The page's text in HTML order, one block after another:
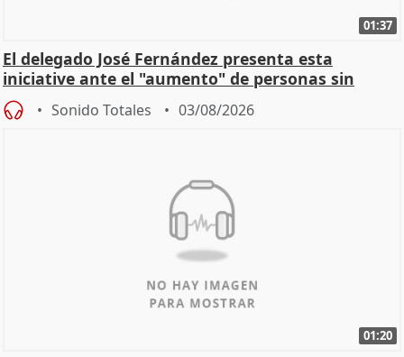
01:37
El delegado José Fernández presenta esta
iniciative ante el "aumento" de personas sin
hogar en Madri
Sonido Totales 03/08/2026
01:20